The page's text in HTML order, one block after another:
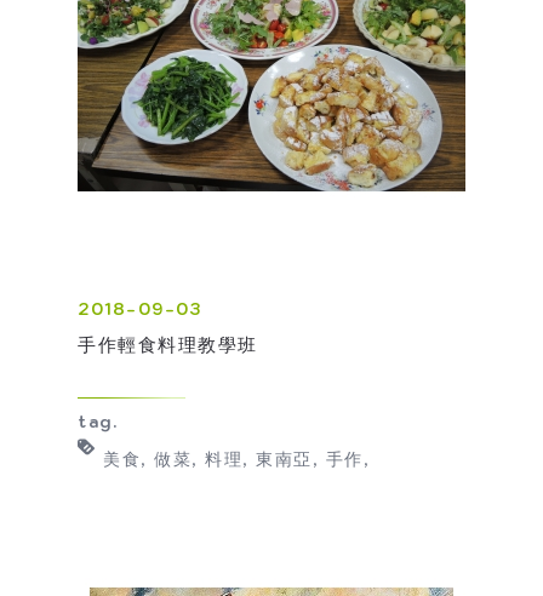
2018-09-03
手作輕食料理教學班
tag.
美食 做菜 料理 東南亞 手作